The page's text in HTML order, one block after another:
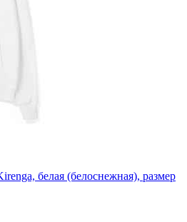
белая (белоснежная), размер